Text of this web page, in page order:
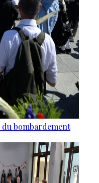
du bombardement